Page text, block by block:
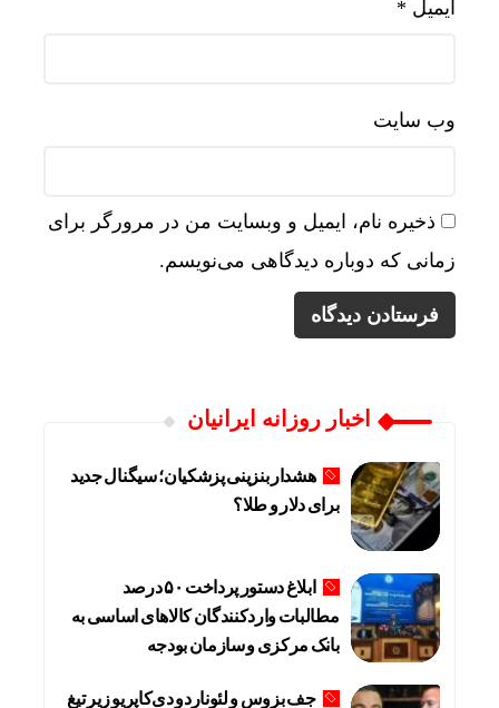
ایمیل *
وب‌ سایت
ذخیره نام، ایمیل و وبسایت من در مرورگر برای
زمانی که دوباره دیدگاهی می‌نویسم.
اخبار روزانه ایرانیان
هشدار بنزینی پزشکیان؛ سیگنال جدید
برای دلار و طلا؟
ابلاغ دستور پرداخت ۵۰ درصد
مطالبات واردکنندگان کالاهای اساسی به
بانک مرکزی و سازمان بودجه
جف بزوس و لئوناردو دی‌کاپریو زیر تیغ